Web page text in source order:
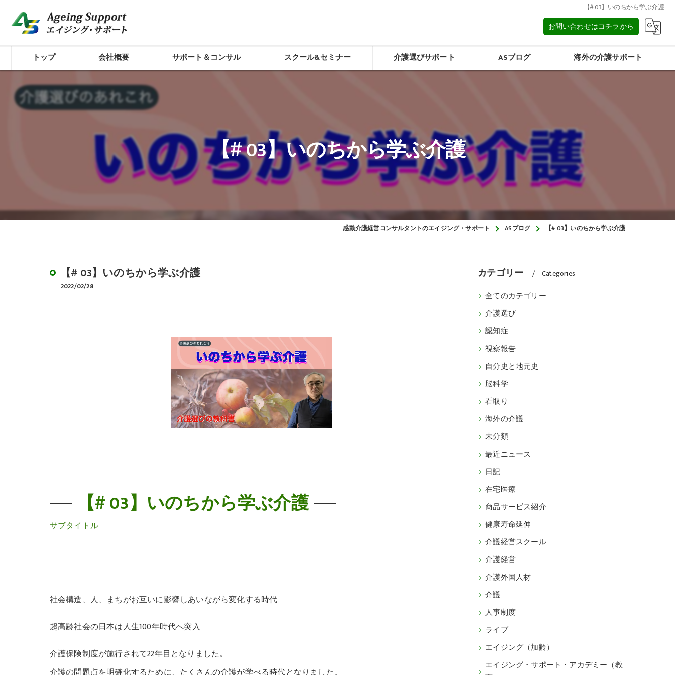
【# 03】いのちから学ぶ介護
お問い合わせはコチラから
トップ 会社概要
代表プロフィール
コンセプト
株式会社エイジング・サポート
サポート＆コンサル
介護経営診断
外国人材活用型介護経営トータルサポート
介護経営サポート／生ききる力（看取り）
スクール&セミナー
デイサービスやりくり講座「動画学習コース」
介護選びサポート ASブログ 海外の介護サポート
【# 03】いのちから学ぶ介護
感動介護経営コンサルタントのエイジング・サポート ASブログ 【# 03】いのちから学ぶ介護
【# 03】いのちから学ぶ介護
2022/02/28
【# 03】いのちから学ぶ介護
サブタイトル
社会構造、人、まちがお互いに影響しあいながら変化する時代
超高齢社会の日本は人生100年時代へ突入
介護保険制度が施行されて22年目となりました。
介護の問題点を明確化するために、たくさんの介護が学べる時代となりました。
カテゴリー Categories
全てのカテゴリー
介護選び
認知症
視察報告
自分史と地元史
脳科学
看取り
海外の介護
未分類
最近ニュース
日記
在宅医療
商品サービス紹介
健康寿命延伸
介護経営スクール
介護経営
介護外国人材
介護
人事制度
ライブ
エイジング（加齢）
エイジング・サポート・アカデミー（教